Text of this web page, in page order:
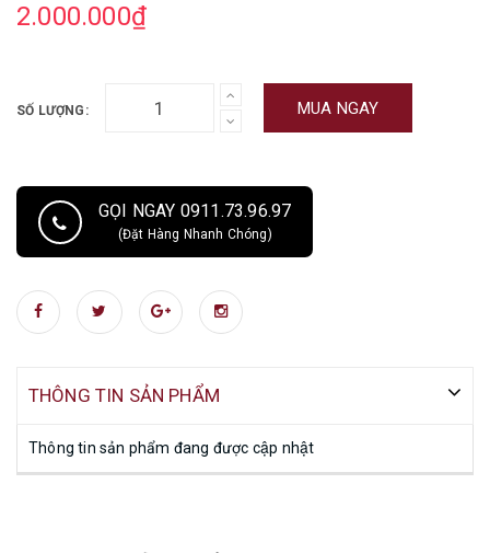
2.000.000₫
SỐ LƯỢNG: MUA NGAY
GỌI NGAY 0911.73.96.97
(Đặt Hàng Nhanh Chóng)
THÔNG TIN SẢN PHẨM
Thông tin sản phẩm đang được cập nhật